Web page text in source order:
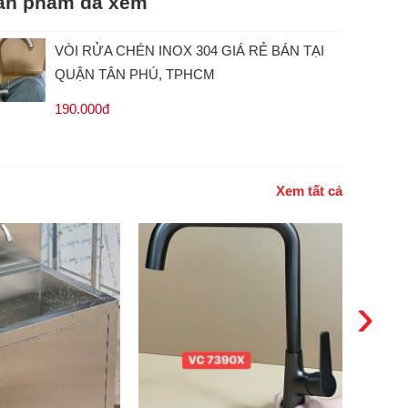
VÒI RỬA CHÉN INOX 304 GIÁ RẺ BÁN TẠI
QUẬN TÂN PHÚ, TPHCM
190.000đ
Xem tất cả
›